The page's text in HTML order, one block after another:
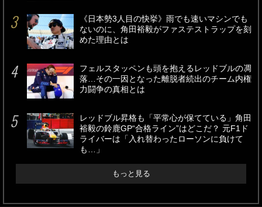
《日本勢3人目の快挙》雨でも速いマシンでも
ないのに、角田裕毅がファステストラップを刻
めた理由とは
フェルスタッペンも頭を抱えるレッドブルの凋
落…その一因となった離脱者続出のチーム内権
力闘争の真相とは
レッドブル昇格も「平常心が保てている」角田
裕毅の鈴鹿GP“合格ライン”はどこだ？ 元F1ド
ライバーは「入れ替わったローソンに負けて
も…」
もっと見る